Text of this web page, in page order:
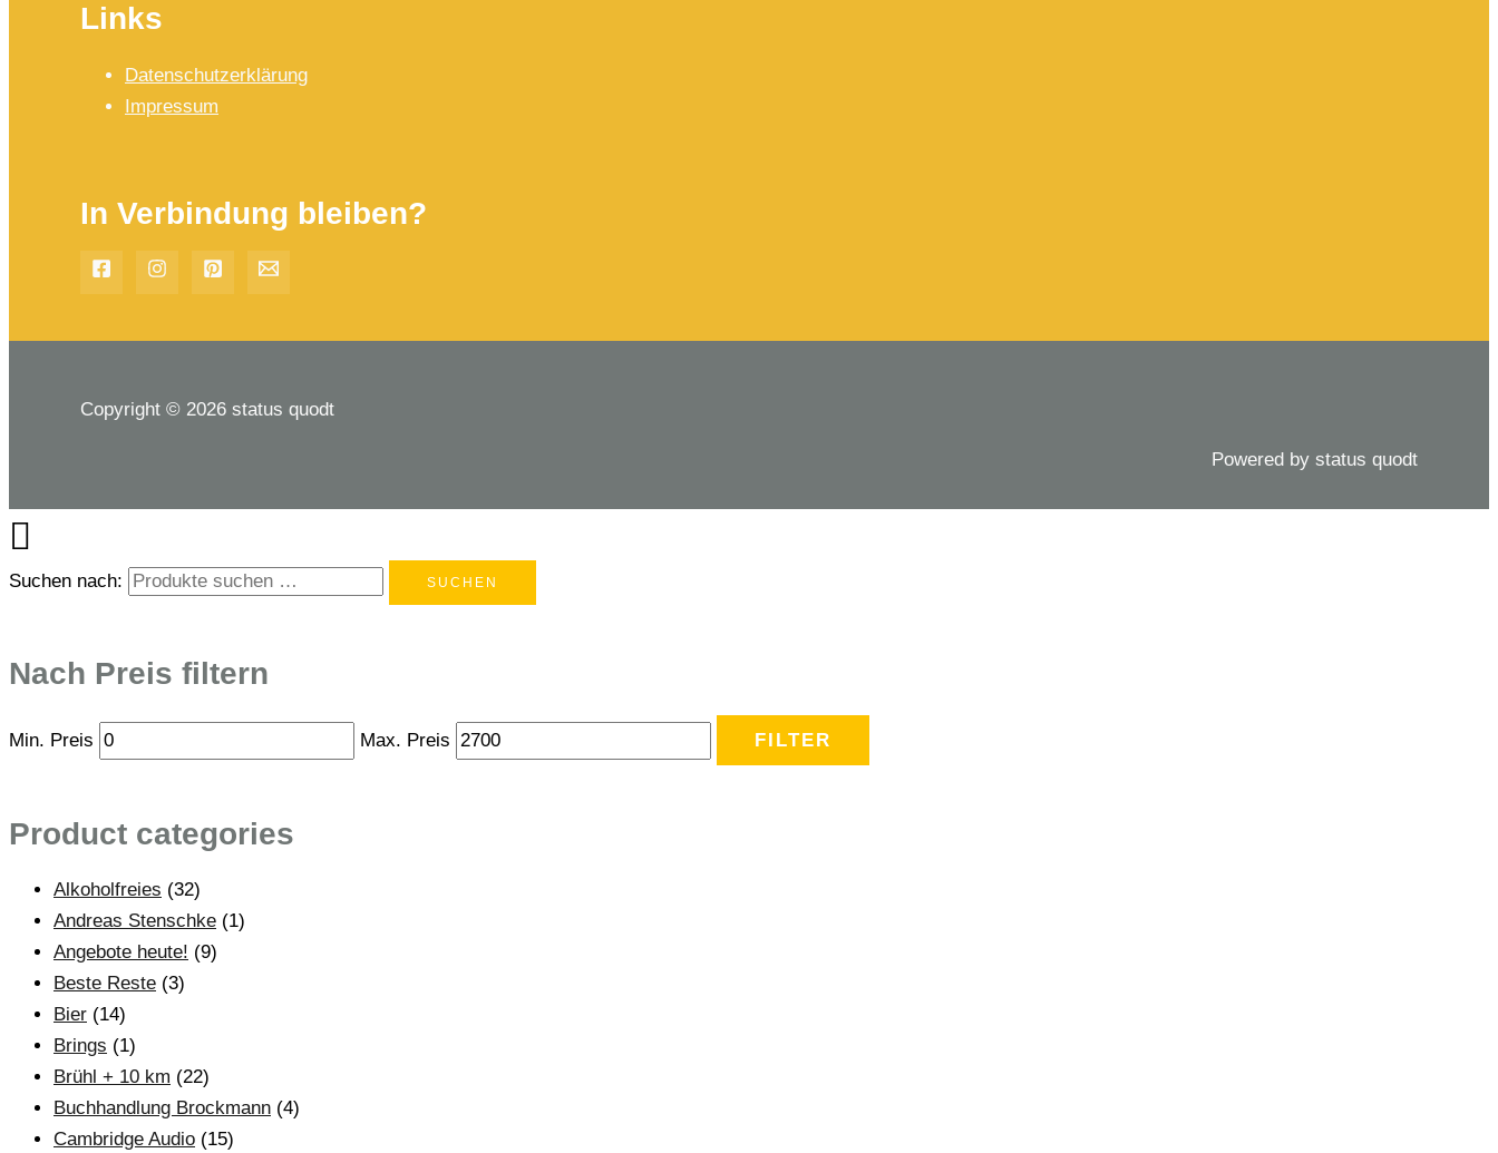
Links
Datenschutzerklärung
Impressum
In Verbindung bleiben?
Copyright © 2026 status quodt
Powered by status quodt
Suchen nach: SUCHEN
Nach Preis filtern
Min. Preis Max. Preis FILTER
Product categories
Alkoholfreies (32)
Andreas Stenschke (1)
Angebote heute! (9)
Beste Reste (3)
Bier (14)
Brings (1)
Brühl + 10 km (22)
Buchhandlung Brockmann (4)
Cambridge Audio (15)